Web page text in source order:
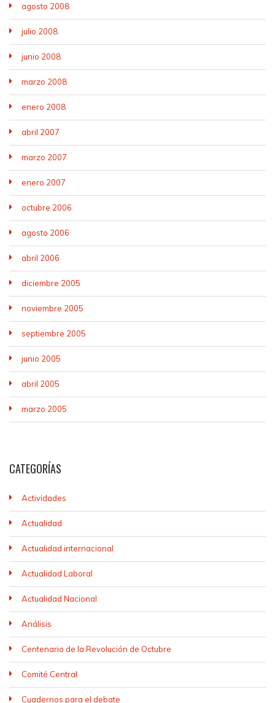
agosto 2008
julio 2008
junio 2008
marzo 2008
enero 2008
abril 2007
marzo 2007
enero 2007
octubre 2006
agosto 2006
abril 2006
diciembre 2005
noviembre 2005
septiembre 2005
junio 2005
abril 2005
marzo 2005
CATEGORÍAS
Actividades
Actualidad
Actualidad internacional
Actualidad Laboral
Actualidad Nacional
Análisis
Centenario de la Revolución de Octubre
Comité Central
Cuadernos para el debate